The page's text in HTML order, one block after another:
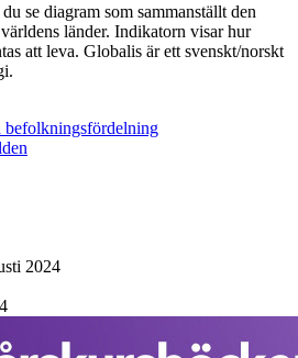
se diagram som sammanställt den
länder. Indikatorn visar hur
att leva. Globalis är ett svenskt/norskt
2024